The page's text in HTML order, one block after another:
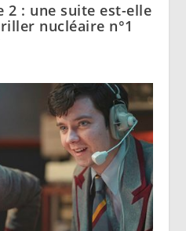
2 : une suite est-elle
nucléaire n°1